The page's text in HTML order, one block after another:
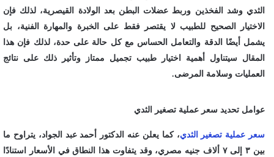
الثدي وشد الفخذين وربط عضلات البطن بعد الولادة القيصرية، لذلك فإن
الاختيار الصحيح للطبيب لا يقتصر فقط على الخبرة والمهارة الفنية، بل
يشمل أيضًا الدقة والتعامل الحساس مع كل حالة على حدة، لذلك فإن هذا
المقال سيتناول أهمية اختيار طبيب تجميل ممتاز وتأثير ذلك على نتائج
العمليات وسلامة المرضى.
عوامل تحديد سعر عملية تصغير الثدي
سعر عملية تصغير الثدي، كما يعلن عنه الدكتور أحمد عبد الجواد، يتراوح ما
بين ٣ إلى ٧ ألاف جنيه مصري، وقد يتفاوت هذا النطاق في الأسعار استنادًا